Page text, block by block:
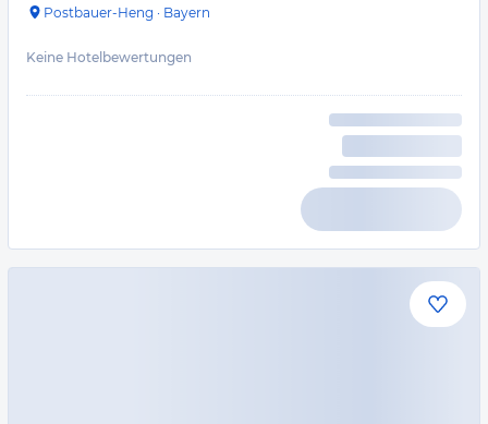
Postbauer-Heng · Bayern
Keine Hotelbewertungen